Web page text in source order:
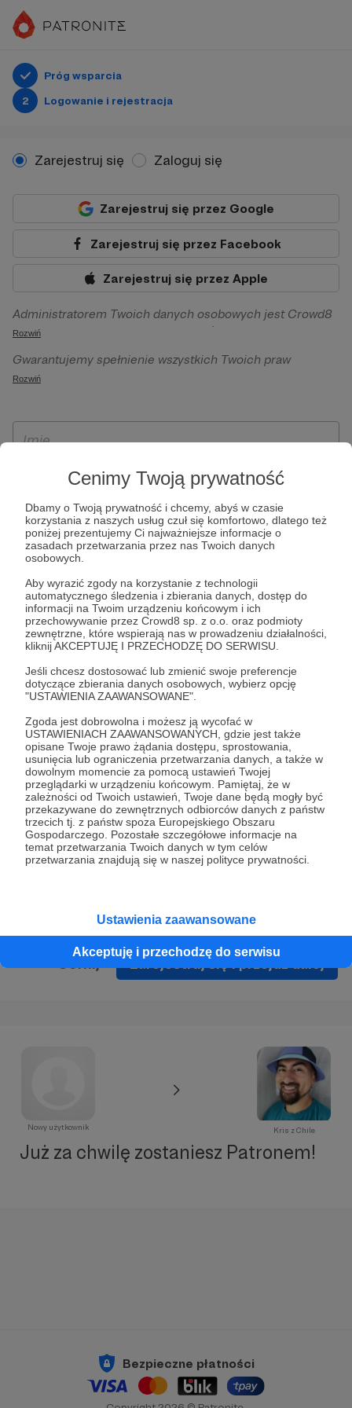
Cenimy Twoją prywatność
Dbamy o Twoją prywatność i chcemy, abyś w czasie
korzystania z naszych usług czuł się komfortowo, dlatego też
poniżej prezentujemy Ci najważniejsze informacje o
zasadach przetwarzania przez nas Twoich danych
osobowych.
Aby wyrazić zgody na korzystanie z technologii
automatycznego śledzenia i zbierania danych, dostęp do
informacji na Twoim urządzeniu końcowym i ich
przechowywanie przez Crowd8 sp. z o.o. oraz podmioty
zewnętrzne, które wspierają nas w prowadzeniu działalności,
kliknij AKCEPTUJĘ I PRZECHODZĘ DO SERWISU.
Jeśli chcesz dostosować lub zmienić swoje preferencje
dotyczące zbierania danych osobowych, wybierz opcję
"USTAWIENIA ZAAWANSOWANE".
Zgoda jest dobrowolna i możesz ją wycofać w
USTAWIENIACH ZAAWANSOWANYCH, gdzie jest także
opisane Twoje prawo żądania dostępu, sprostowania,
usunięcia lub ograniczenia przetwarzania danych, a także w
dowolnym momencie za pomocą ustawień Twojej
przeglądarki w urządzeniu końcowym. Pamiętaj, że w
zależności od Twoich ustawień, Twoje dane będą mogły być
przekazywane do zewnętrznych odbiorców danych z państw
trzecich tj. z państw spoza Europejskiego Obszaru
Gospodarczego. Pozostałe szczegółowe informacje na
temat przetwarzania Twoich danych w tym celów
przetwarzania znajdują się w naszej polityce prywatności.
Ustawienia zaawansowane
Akceptuję i przechodzę do serwisu
Próg wsparcia
2
Logowanie i rejestracja
Zarejestruj się Zaloguj się
Zarejestruj się przez Google
Zarejestruj się przez Facebook
Zarejestruj się przez Apple
Administratorem Twoich danych osobowych jest Crowd8
sp. z o.o. z siedziba w Warszawie, ul. Żwirki i Wigury 16, 02-
092 Warszawa. Twoje dane osobowe będą przetwarzane w
szczególności w celu wykonania umowy zawartej z Tobą, w
Patronite.pl, w tym możliwości dokonywania oraz
otrzymywania wsparcia na naszej platformie oraz
Rozwiń
Gwarantujemy spełnienie wszystkich Twoich praw
wynikających z ogólnego rozporządzenia o ochronie
ich przenoszenia, niepodlegania zautomatyzowanemu
wyrażenia sprzeciwu wobec przetwarzania Twoich danych
osobowych. Rejestracja dla osób niepełnoletnich możliwa
jest po przekazaniu podpisanego formularza "Zgodna na
założenie konta przez osobę niepełnoletnią", formularz
dostępny jest na stronie regulaminu Patronite.pl.
Rozwiń
* Zapoznałem się i akceptujęRegulaminserwisu oraz
* Wyrażam zgodę na przetwarzanie moich danych
osobowych podanych w formularzu rejestracyjnym w celu
prawidłowego świadczenia usług serwisu Patronite.
Wyrażam zgodę na otrzymywanie drogą elektroniczną
informacji handlowych - newslettera. Opcja ta może zostać
zmieniona w ustawieniach konta.
Zarejestruj się i przejdź dalej
Nowy użytkownik Kris z Chile
Już za chwilę zostaniesz Patronem!
Bezpieczne płatności